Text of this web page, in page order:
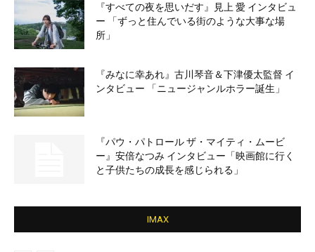
『すべての夜を思いだす』見上 愛 インタビュ
ー 「ずっと住んでいる街のような大事な場
所」
『みなに幸あれ』古川琴音＆下津優太監督 イ
ンタビュー 「ニュージャンルホラー誕生」
『パウ・パトロール ザ・マイティ・ムービ
ー』安倍なつみ インタビュー「映画館に行く
と子供たちの成長を感じられる」
IMAX